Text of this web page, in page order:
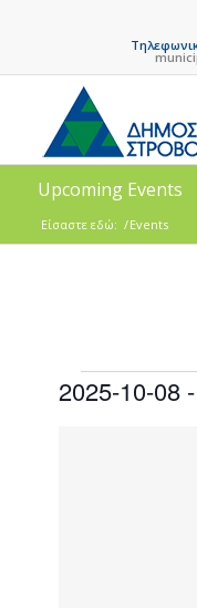
Upcoming Events
Είσαστε εδώ: /Events
2025-10-08 -